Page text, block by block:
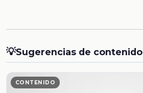
💡Sugerencias de contenido
CONTENIDO